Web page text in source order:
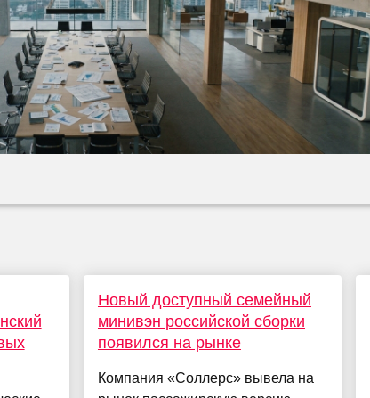
Новый доступный семейный
минивэн российской сборки
появился на рынке
Компания «Соллерс» вывела на